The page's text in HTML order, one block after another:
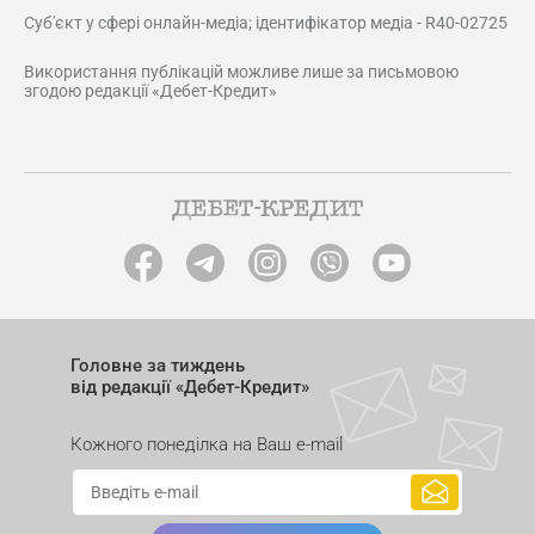
Суб'єкт у сфері онлайн-медіа; ідентифікатор медіа - R40-02725
Використання публікацій можливе лише за письмовою
згодою редакції «Дебет-Кредит»
Головне за тиждень
від редакції «Дебет-Кредит»
Кожного понеділка на Ваш e-mail